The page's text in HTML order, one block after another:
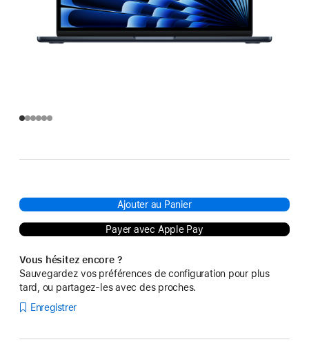
Ajouter au Panier
Payer avec Apple Pay
Vous hésitez encore ?
Sauvegardez vos préférences de configuration pour plus
tard, ou partagez-les avec des proches.
Enregistrer